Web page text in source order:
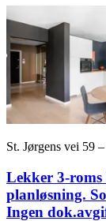
St. Jørgens vei 59
Lekker 3-roms
planløsning.
Ingen